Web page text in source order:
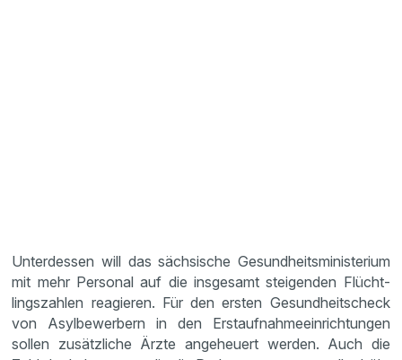
Unter­dessen will das sächsi­sche Gesund­heits­mi­nis­te­rium
mit mehr Personal auf die insge­samt steigenden Flücht­
lings­zahlen reagieren. Für den ersten Gesund­heits­check
von Asylbe­wer­bern in den Erstauf­nah­me­ein­rich­tungen
sollen zusätz­liche Ärzte angeheuert werden. Auch die